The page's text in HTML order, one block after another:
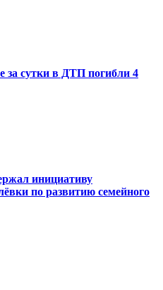
за сутки в ДТП погибли 4
инициативу
по развитию семейного